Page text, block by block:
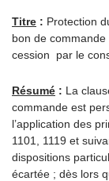
Titre : Protection
bon de commande
cession par le
Résumé : La
commande est
l’application des
1101, 1119 et
dispositions
écartée ; dès lors